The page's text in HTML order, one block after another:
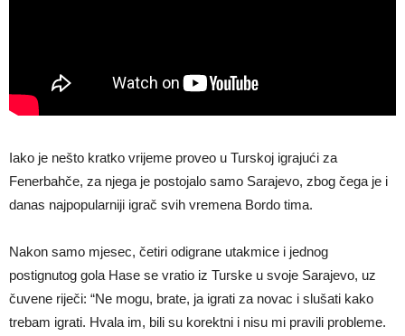
Iako je nešto kratko vrijeme proveo u Turskoj igrajući za
Fenerbahče, za njega je postojalo samo Sarajevo, zbog čega je i
danas najpopularniji igrač svih vremena Bordo tima.
Nakon samo mjesec, četiri odigrane utakmice i jednog
postignutog gola Hase se vratio iz Turske u svoje Sarajevo, uz
čuvene riječi: “Ne mogu, brate, ja igrati za novac i slušati kako
trebam igrati. Hvala im, bili su korektni i nisu mi pravili probleme.